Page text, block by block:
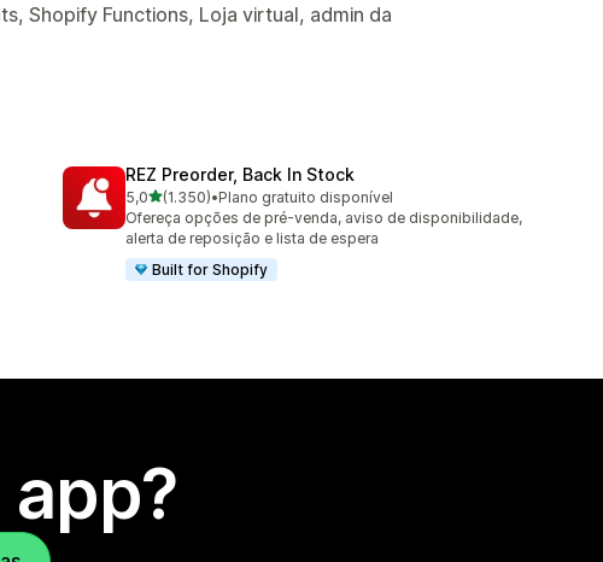
Shopify Functions, Loja virtual, admin da
REZ Preorder, Back In Stock
5,0de 5 estrelas
(1.350)
1350 avaliações ao todo
•Plano gratuito disponível
Ofereça opções de pré-venda, aviso de disponibilidade,
alerta de reposição e lista de espera
Built for Shopify